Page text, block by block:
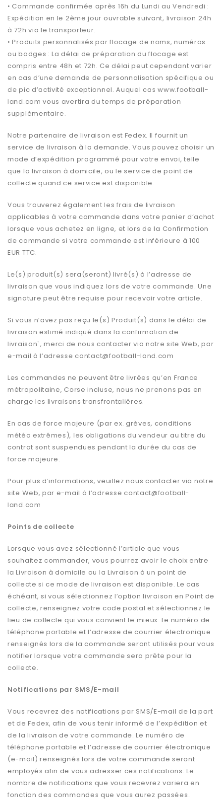
• Commande confirmée après 16h du Lundi au Vendredi :
Expédition en le 2ème jour ouvrable suivant, livraison 24h
à 72h via le transporteur.
• Produits personnalisés par flocage de noms, numéros
ou badges : La délai de préparation du flocage est
compris entre 48h et 72h. Ce délai peut cependant varier
en cas d’une demande de personnalisation spécifique ou
de pic d’activité exceptionnel. Auquel cas www.football-
land.com vous avertira du temps de préparation
supplémentaire.
Notre partenaire de livraison est Fedex. Il fournit un
service de livraison à la demande. Vous pouvez choisir un
mode d’expédition programmé pour votre envoi, telle
que la livraison à domicile, ou le service de point de
collecte quand ce service est disponible.
Vous trouverez également les frais de livraison
applicables à votre commande dans votre panier d’achat
lorsque vous achetez en ligne, et lors de la Confirmation
de commande si votre commande est inférieure à 100
EUR TTC.
Le(s) produit(s) sera(seront) livré(s) à l’adresse de
livraison que vous indiquez lors de votre commande. Une
signature peut être requise pour recevoir votre article.
Si vous n’avez pas reçu le(s) Produit(s) dans le délai de
livraison estimé indiqué dans la confirmation de
livraison`, merci de nous contacter via notre site Web, par
e-mail à l’adresse contact@football-land.com
Les commandes ne peuvent être livrées qu’en France
métropolitaine, Corse incluse, nous ne prenons pas en
charge les livraisons transfrontalières.
En cas de force majeure (par ex. grèves, conditions
météo extrêmes), les obligations du vendeur au titre du
contrat sont suspendues pendant la durée du cas de
force majeure.
Pour plus d’informations, veuillez nous contacter via notre
site Web, par e-mail à l’adresse contact@football-
land.com
Points de collecte
Lorsque vous avez sélectionné l’article que vous
souhaitez commander, vous pourrez avoir le choix entre
la Livraison à domicile ou la Livraison à un point de
collecte si ce mode de livraison est disponible. Le cas
échéant, si vous sélectionnez l’option livraison en Point de
collecte, renseignez votre code postal et sélectionnez le
lieu de collecte qui vous convient le mieux. Le numéro de
téléphone portable et l’adresse de courrier électronique
renseignés lors de la commande seront utilisés pour vous
notifier lorsque votre commande sera prête pour la
collecte.
Notifications par SMS/E-mail
Vous recevrez des notifications par SMS/E-mail de la part
et de Fedex, afin de vous tenir informé de l’expédition et
de la livraison de votre commande. Le numéro de
téléphone portable et l’adresse de courrier électronique
(e-mail) renseignés lors de votre commande seront
employés afin de vous adresser ces notifications. Le
nombre de notifications que vous recevrez variera en
fonction des commandes que vous aurez passées.